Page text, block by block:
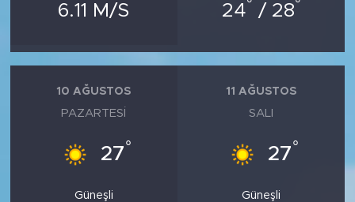
6.11 M/S 24° / 28°
10 AĞUSTOS
PAZARTESI
27°
Güneşli
11 AĞUSTOS
SALI
27°
Güneşli